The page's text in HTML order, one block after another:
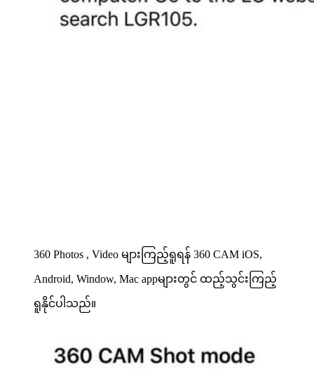
360 Photos , Video များကြည့်ရူရန် 360 CAM iOS,
Android, Window, Mac appများတွင် ထည့်သွင်းကြည့်
ရူနိုင်ပါသည်။